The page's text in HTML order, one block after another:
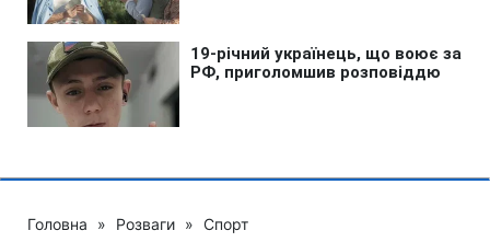
Головна » Розваги » Спорт